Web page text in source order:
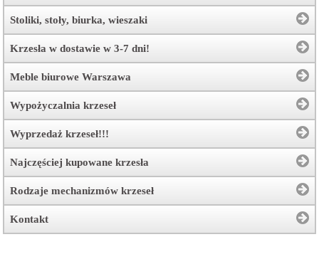
Stoliki, stoły, biurka, wieszaki
Krzesła w dostawie w 3-7 dni!
Meble biurowe Warszawa
Wypożyczalnia krzeseł
Wyprzedaż krzeseł!!!
Najczęściej kupowane krzesła
Rodzaje mechanizmów krzeseł
Kontakt